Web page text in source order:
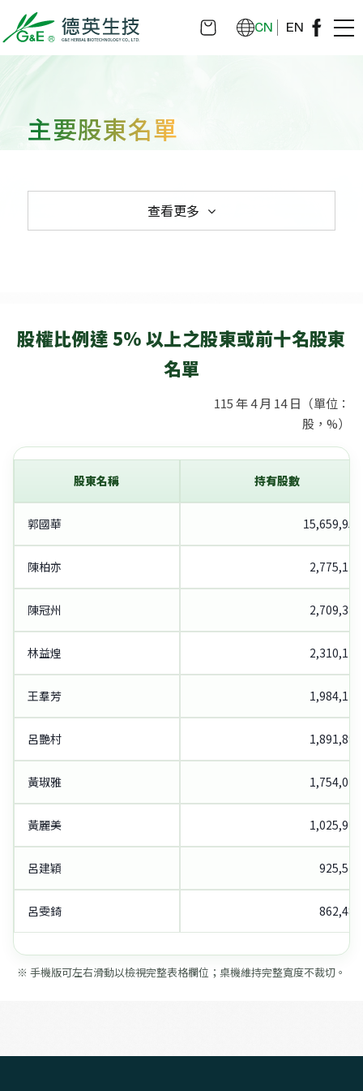
CN EN
主要股東名單
查看更多
股權比例達 5% 以上之股東或前十名股東
名單
115 年 4 月 14 日（單位：
股，%）
股東名稱 持有股數
郭國華 15,659,952
陳柏亦 2,775,114
陳冠州 2,709,315
林益煌 2,310,123
王羣芳 1,984,124
呂艷村 1,891,891
黃琡雅 1,754,025
黃麗美 1,025,920
呂建穎 925,574
呂雯錡 862,482
※ 手機版可左右滑動以檢視完整表格欄位；桌機維持完整寬度不裁切。